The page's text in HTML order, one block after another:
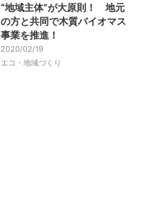
“地域主体”が大原則！ 地元
の方と共同で木質バイオマス
事業を推進！
2020/02/19
エコ・地域づくり